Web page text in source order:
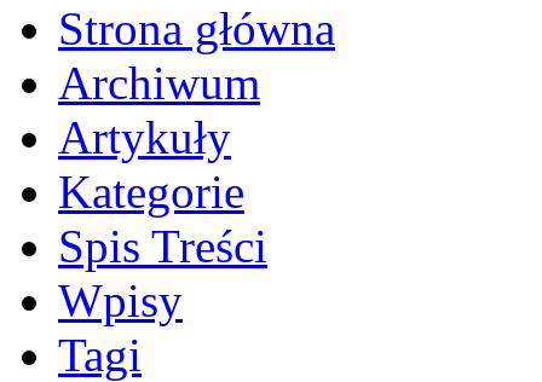
Strona główna
Archiwum
Artykuły
Kategorie
Spis Treści
Wpisy
Tagi